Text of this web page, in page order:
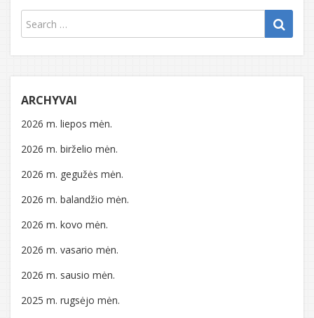
ARCHYVAI
2026 m. liepos mėn.
2026 m. birželio mėn.
2026 m. gegužės mėn.
2026 m. balandžio mėn.
2026 m. kovo mėn.
2026 m. vasario mėn.
2026 m. sausio mėn.
2025 m. rugsėjo mėn.